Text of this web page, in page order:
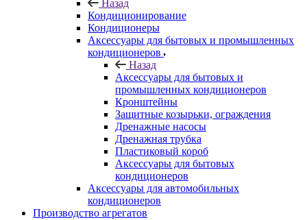
Назад
Кондиционирование
Кондиционеры
Аксессуары для бытовых и промышленных
кондиционеров
Назад
Аксессуары для бытовых и
промышленных кондиционеров
Кронштейны
Защитные козырьки, ограждения
Дренажные насосы
Дренажная трубка
Пластиковый короб
Аксессуары для бытовых
кондиционеров
Аксессуары для автомобильных
кондиционеров
Производство агрегатов